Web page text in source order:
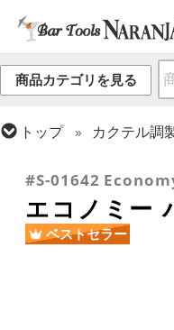
商品カテゴリを見る
トップ カクテル調
#S-01642
エコノミー
ベストセラー